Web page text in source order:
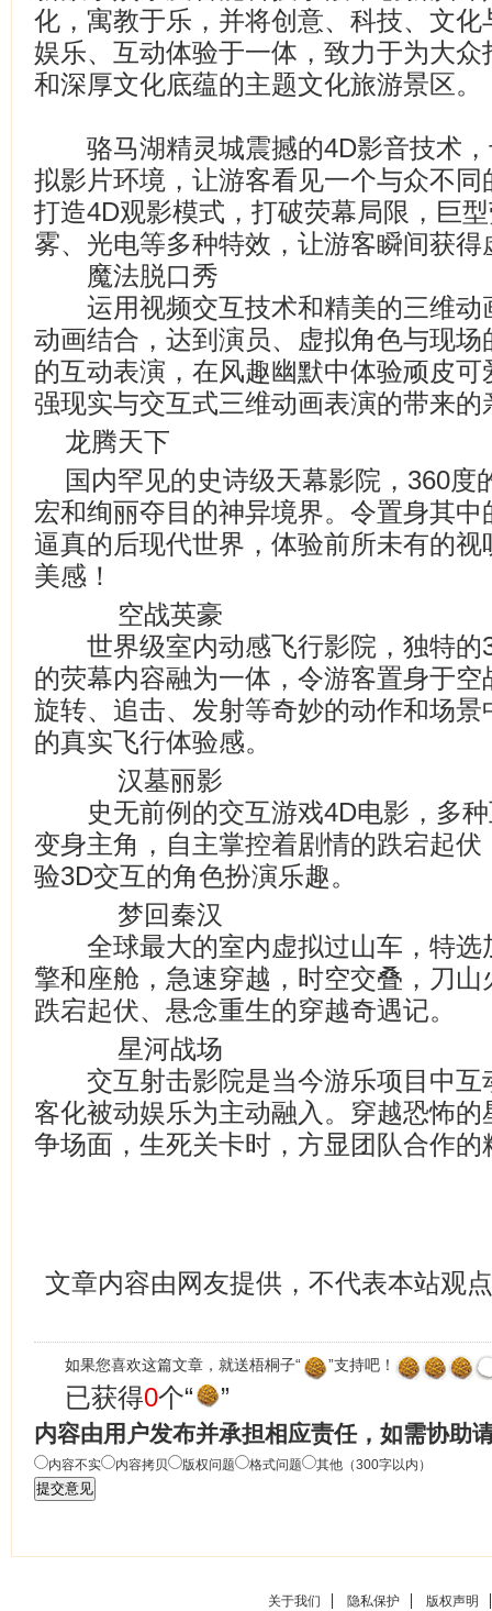
化，寓教于乐，并将创意、科技、文
娱乐、互动体验于一体，致力于为大
和深厚文化底蕴的主题文化旅游景区。
骆马湖精灵城震撼的4D影音技术，
拟影片环境，让游客看见一个与众不
打造4D观影模式，打破荧幕局限，巨
雾、光电等多种特效，让游客瞬间获
魔法脱口秀
运用视频交互技术和精美的三维动
动画结合，达到演员、虚拟角色与现
的互动表演，在风趣幽默中体验顽皮
强现实与交互式三维动画表演的带来的
龙腾天下
国内罕见的史诗级天幕影院，360度
宏和绚丽夺目的神异境界。令置身其中
逼真的后现代世界，体验前所未有的
美感！
空战英豪
世界级室内动感飞行影院，独特的
的荧幕内容融为一体，令游客置身于
旋转、追击、发射等奇妙的动作和场
的真实飞行体验感。
汉墓丽影
史无前例的交互游戏4D电影，多种
变身主角，自主掌控着剧情的跌宕起
验3D交互的角色扮演乐趣。
梦回秦汉
全球最大的室内虚拟过山车，特选
擎和座舱，急速穿越，时空交叠，刀
跌宕起伏、悬念重生的穿越奇遇记。
星河战场
交互射击影院是当今游乐项目中互
客化被动娱乐为主动融入。穿越恐怖
争场面，生死关卡时，方显团队合作的
文章内容由网友提供，不代表本站观点
如果您喜欢这篇文章，就送梧桐子“ ”支持吧！
已获得0个“ ”
内容由用户发布并承担相应责任，如需协助
内容不实 内容拷贝 版权问题 格式问题 其他（300字以内）
关于我们 隐私保护 版权声明